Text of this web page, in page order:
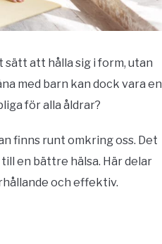
att hålla sig i form, utan
med barn kan dock vara en
för alla åldrar?
finns runt omkring oss. Det
en bättre hälsa. Här delar
och effektiv.